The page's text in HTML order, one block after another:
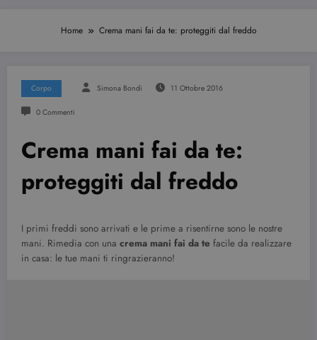
Home Crema mani fai da te: proteggiti dal freddo
Corpo Simona Bondi 11 Ottobre 2016
0 Commenti
Crema mani fai da te:
proteggiti dal freddo
I primi freddi sono arrivati e le prime a risentirne sono le nostre
mani. Rimedia con una crema mani fai da te facile da realizzare
in casa: le tue mani ti ringrazieranno!